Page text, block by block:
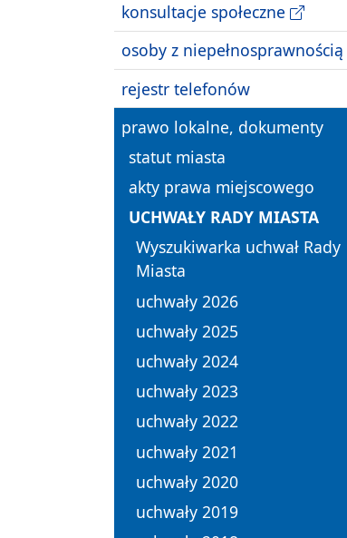
konsultacje społeczne
osoby z niepełnosprawnością
rejestr telefonów
prawo lokalne, dokumenty
statut miasta
akty prawa miejscowego
UCHWAŁY RADY MIASTA
Wyszukiwarka uchwał Rady
Miasta
uchwały 2026
uchwały 2025
uchwały 2024
uchwały 2023
uchwały 2022
uchwały 2021
uchwały 2020
uchwały 2019